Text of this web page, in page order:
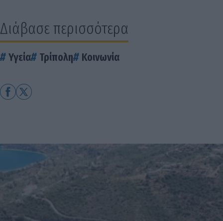
Διάβασε περισσότερα
Υγεία Τρίπολη Κοινωνία